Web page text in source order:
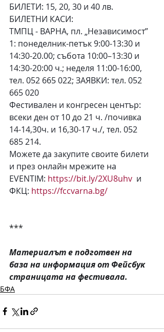
БИЛЕТИ: 15, 20, 30 и 40 лв.
БИЛЕТНИ КАСИ:
ТМПЦ - ВАРНА, пл. „Независимост”
1: понеделник-петък 9:00-13:30 и
14:30-20.00; събота 10:00–13:30 и
14:30-20:00 ч.; неделя 11:00-16:00,
тел. 052 665 022; ЗАЯВКИ: тел. 052
665 020
Фестивален и конгресен център:
всеки ден от 10 до 21 ч. /почивка
14-14,30ч. и 16,30-17 ч./, тел. 052
685 214.
Можете да закупите своите билети
и през онлайн мрежите на
EVENTIM: https://bit.ly/2XU8uhv
  и
ФКЦ: https://fccvarna.bg/
***
Материалът е подготвен на
база на информация от Фейсбук
страницата на фестивала.
БФА